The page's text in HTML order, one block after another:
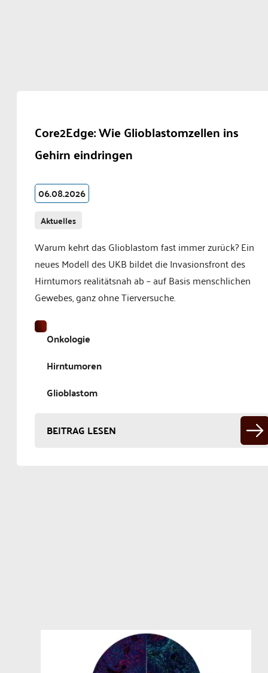
Core2Edge: Wie Glioblastomzellen ins
Gehirn eindringen
06.08.2026
Aktuelles
Warum kehrt das Glioblastom fast immer zurück? Ein
neues Modell des UKB bildet die Invasionsfront des
Hirntumors realitätsnah ab – auf Basis menschlichen
Gewebes, ganz ohne Tierversuche.
Onkologie
Hirntumoren
Glioblastom
BEITRAG LESEN